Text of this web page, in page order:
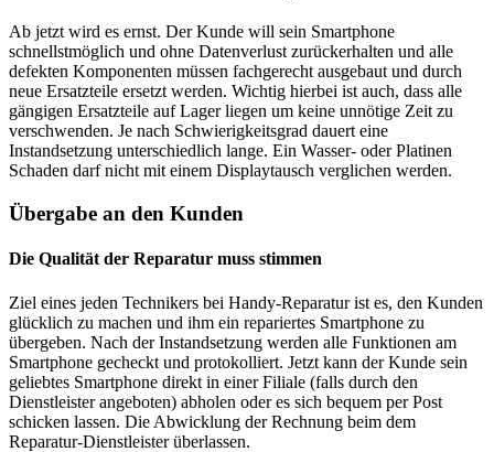
Ab jetzt wird es ernst. Der Kunde will sein Smartphone
schnellstmöglich und ohne Datenverlust zurückerhalten und alle
defekten Komponenten müssen fachgerecht ausgebaut und durch
neue Ersatzteile ersetzt werden. Wichtig hierbei ist auch, dass alle
gängigen Ersatzteile auf Lager liegen um keine unnötige Zeit zu
verschwenden. Je nach Schwierigkeitsgrad dauert eine
Instandsetzung unterschiedlich lange. Ein Wasser- oder Platinen
Schaden darf nicht mit einem Displaytausch verglichen werden.
Übergabe an den Kunden
Die Qualität der Reparatur muss stimmen
Ziel eines jeden Technikers bei Handy-Reparatur ist es, den Kunden
glücklich zu machen und ihm ein repariertes Smartphone zu
übergeben. Nach der Instandsetzung werden alle Funktionen am
Smartphone gecheckt und protokolliert. Jetzt kann der Kunde sein
geliebtes Smartphone direkt in einer Filiale (falls durch den
Dienstleister angeboten) abholen oder es sich bequem per Post
schicken lassen. Die Abwicklung der Rechnung beim dem
Reparatur-Dienstleister überlassen.